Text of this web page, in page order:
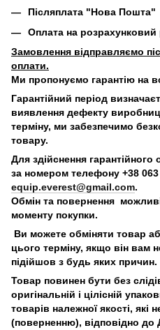
Післяплата "Нова Пошта"
Оплата на розрахунковий
Замовлення відправляємо
оплати.
Ми пропонуємо гарантію на
Гарантійний період
виявлення дефекту
терміну, ми забезпечимо
товару.
Для здійснення
за номером телефону +38
equip.everest@gmail.com.
Обмін та повернення
моменту покупки.
Ви можете обміняти товар
цього терміну, якщо він вам
підійшов з будь яких причин.
Товар повинен бути без
оригінальній і цілісній
товарів належної якості, які
(поверненню), відповідно до